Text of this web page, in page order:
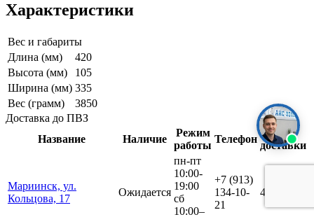
Характеристики
Вес и габариты
Длина (мм)
420
Высота (мм)
105
Ширина (мм) 335
Вес (грамм)
3850
Доставка до ПВЗ
Название
Наличие
Режим
работы
Телефон
Срок
доставки
Мариинск, ул.
Кольцова, 17
Ожидается
пн-пт
10:00-
19:00
сб
10:00–
+7 (913)
134-10-
21
4 дня